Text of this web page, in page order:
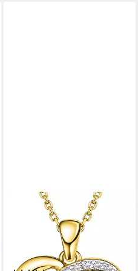
Herzkette echter Edelstein
Damen Kette mit Herz
Anhänger 925 Silber gold
(Geschenk für Frauen